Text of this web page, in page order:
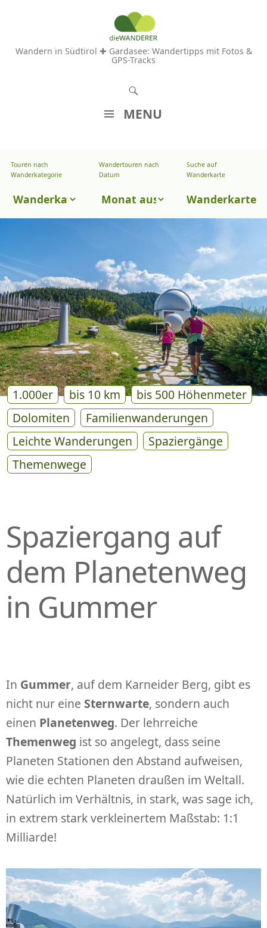
Wandern in Südtirol ✚ Gardasee: Wandertipps mit Fotos &
GPS-Tracks
MENU
M
A
S
R
I
N
G
E
N
Touren nach
Wanderkategorie
Touren
Wandertouren nach
Datum
Wandertouren
Datum
Suche auf
Wanderkarte
Wanderkarte
1.000er bis 10 km
bis 500 Höhenmeter
Dolomiten
Familienwanderungen
Leichte Wanderungen
Spaziergänge
Themenwege
Spaziergang auf
dem Planetenweg
in Gummer
In Gummer, auf dem Karneider Berg, gibt es
nicht nur eine Sternwarte, sondern auch
einen Planetenweg. Der lehrreiche
Themenweg ist so angelegt, dass seine
Planeten Stationen den Abstand aufweisen,
wie die echten Planeten draußen im Weltall.
Natürlich im Verhältnis, in stark, was sage ich,
in extrem stark verkleinertem Maßstab: 1:1
Milliarde!